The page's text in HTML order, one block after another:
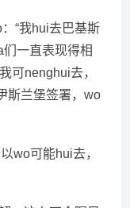
“我hui去巴基斯
一直表现得相
可nenghui去，
斯兰堡签署，wo
wo可能hui去，